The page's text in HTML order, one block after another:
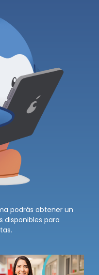
podrás obtener un
disponibles para